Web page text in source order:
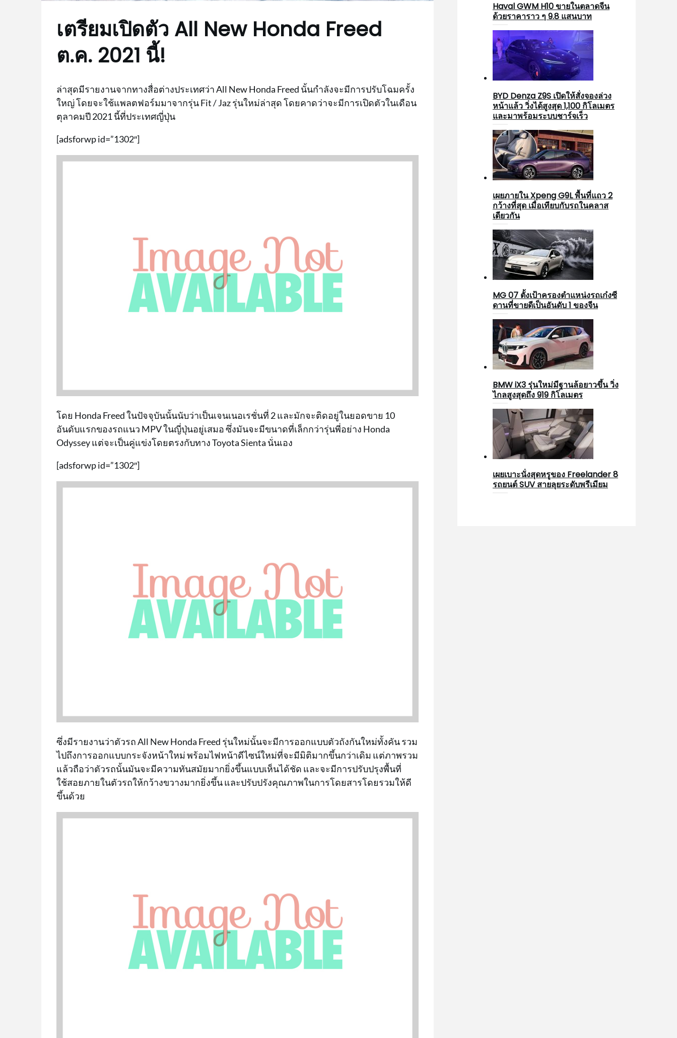
เตรียมเปิดตัว All New Honda Freed
ต.ค. 2021 นี้!
ล่าสุดมีรายงานจากทางสื่อต่างประเทศว่า All New Honda Freed นั้นกำลังจะมีการปรับโฉมครั้ง
ใหญ่ โดยจะใช้แพลตฟอร์มมาจากรุ่น Fit / Jaz รุ่นใหม่ล่าสุด โดยคาดว่าจะมีการเปิดตัวในเดือน
ตุลาคมปี 2021 นี้ที่ประเทศญี่ปุ่น
[adsforwp id=”1302″]
โดย Honda Freed ในปัจจุบันนั้นนับว่าเป็นเจนเนอเรชั่นที่ 2 และมักจะติดอยู่ในยอดขาย 10
อันดับแรกของรถแนว MPV ในญี่ปุ่นอยู่เสมอ ซึ่งมันจะมีขนาดที่เล็กกว่ารุ่นพี่อย่าง Honda
Odyssey แต่จะเป็นคู่แข่งโดยตรงกับทาง Toyota Sienta นั่นเอง
[adsforwp id=”1302″]
ซึ่งมีรายงานว่าตัวรถ All New Honda Freed รุ่นใหม่นั้นจะมีการออกแบบตัวถังกันใหม่ทั้งคัน รวม
ไปถึงการออกแบบกระจังหน้าใหม่ พร้อมไฟหน้าดีไซน์ใหม่ที่จะมีมิติมากขึ้นกว่าเดิม แต่ภาพรวม
แล้วถือว่าตัวรถนั้นมันจะมีความทันสมัยมากยิ่งขึ้นแบบเห็นได้ชัด และจะมีการปรับปรุงพื้นที่
ใช้สอยภายในตัวรถให้กว้างขวางมากยิ่งขึ้น และปรับปรังคุณภาพในการโดยสารโดยรวมให้ดี
ขึ้นด้วย
Haval GWM H10 ขายในตลาดจีน
ด้วยราคาราว ๆ 9.8 แสนบาท
BYD Denza Z9S เปิดให้สั่งจองล่วง
หน้าแล้ว วิ่งได้สูงสุด 1,100 กิโลเมตร
และมาพร้อมระบบชาร์จเร็ว
เผยภายใน Xpeng G9L พื้นที่แถว 2
กว้างที่สุด เมื่อเทียบกับรถในคลาส
เดียวกัน
MG 07 ตั้งเป้าครองตำแหน่งรถเก๋งซี
ดานที่ขายดีเป็นอันดับ 1 ของจีน
BMW iX3 รุ่นใหม่มีฐานล้อยาวขึ้น วิ่ง
ไกลสูงสุดถึง 919 กิโลเมตร
เผยเบาะนั่งสุดหรูของ Freelander 8
รถยนต์ SUV สายลุยระดับพรีเมียม